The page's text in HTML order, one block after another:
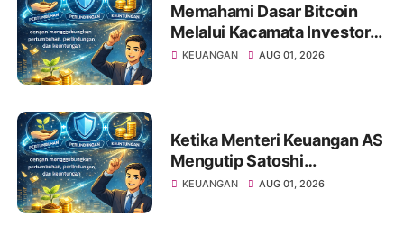
Memahami Dasar Bitcoin
Melalui Kacamata Investor
Saham
KEUANGAN AUG 01, 2026
Ketika Menteri Keuangan AS
Mengutip Satoshi
Nakamoto: Apa Artinya bagi
KEUANGAN AUG 01, 2026